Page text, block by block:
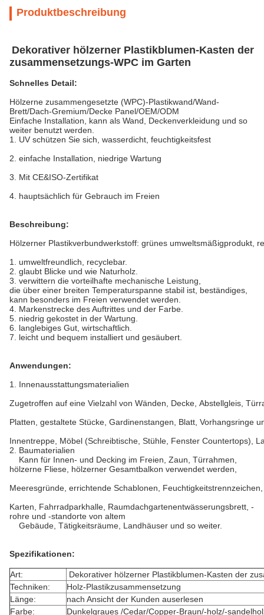
Produktbeschreibung
Dekorativer hölzerner Plastikblumen-Kasten der
zusammensetzungs-WPC im Garten
Schnelles Detail:
Hölzerne zusammengesetzte (WPC)-Plastikwand/Wand-
Brett/Dach-Gremium/Decke Panel/OEM/ODM
Einfache Installation, kann als Wand, Deckenverkleidung und so
weiter benutzt werden.
1. UV schützen Sie sich, wasserdicht, feuchtigkeitsfest
2. einfache Installation, niedrige Wartung
3. Mit CE&ISO-Zertifikat
4. hauptsächlich für Gebrauch im Freien
Beschreibung:
Hölzerner Plastikverbundwerkstoff: grünes umweltsmäßigprodukt,
1. umweltfreundlich, recyclebar.
2. glaubt Blicke und wie Naturholz.
3. verwittern die vorteilhafte mechanische Leistung,
die über einer breiten Temperaturspanne stabil ist, beständiges,
kann besonders im Freien verwendet werden.
4. Markenstrecke des Auftrittes und der Farbe.
5. niedrig gekostet in der Wartung.
6. langlebiges Gut, wirtschaftlich.
7. leicht und bequem installiert und gesäubert.
Anwendungen:
1. Innenausstattungsmaterialien
Zugetroffen auf eine Vielzahl von Wänden, Decke, Abstellgleis,
Platten, gestaltete Stücke, Gardinenstangen, Blatt, Vorhangsringe
Innentreppe, Möbel (Schreibtische, Stühle, Fenster Countertops),
2. Baumaterialien
Kann für Innen- und Decking im Freien, Zaun, Türrahmen,
hölzerne Fliese, hölzerner Gesamtbalkon verwendet werden,
Meeresgründe, errichtende Schablonen,
Karten, Fahrradparkhalle, Raumdachgartenentwässerungsbrett, -
rohre und -standorte von altem
Gebäude, Tätigkeitsräume, Landhäuser und so weiter.
Spezifikationen:
Art:
Dekorativer hölzerner Plastikblumen-Kasten der
Techniken:
Holz-Plastikzusammensetzung
Länge:
nach Ansicht der Kunden auserlesen
Farbe:
Dunkelgraues /Cedar/Copper-Braun/-holz/-